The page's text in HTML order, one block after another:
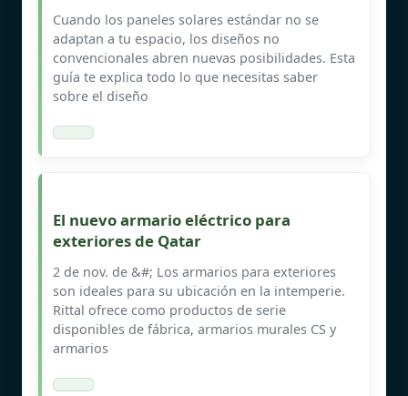
Cuando los paneles solares estándar no se
adaptan a tu espacio, los diseños no
convencionales abren nuevas posibilidades. Esta
guía te explica todo lo que necesitas saber
sobre el diseño
El nuevo armario eléctrico para
exteriores de Qatar
2 de nov. de &#; Los armarios para exteriores
son ideales para su ubicación en la intemperie.
Rittal ofrece como productos de serie
disponibles de fábrica, armarios murales CS y
armarios